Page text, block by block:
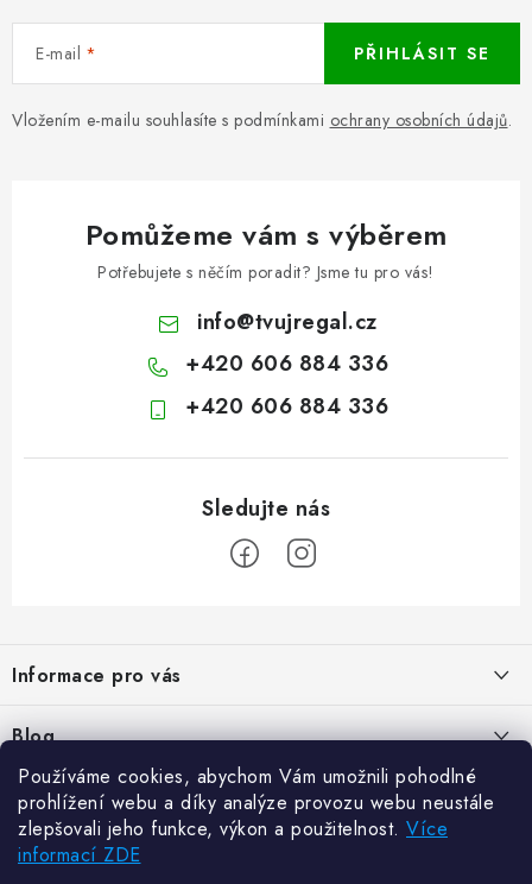
Používáme cookies, abychom Vám umožnili pohodlné
prohlížení webu a díky analýze provozu webu neustále
zlepšovali jeho funkce, výkon a použitelnost. Více
informací ZDE
E-mail
Vložením e-mailu souhlasíte s podmínkami ochrany osobních údajů.
PŘIHLÁSIT SE
Pomůžeme vám s výběrem
Potřebujete s něčím poradit? Jsme tu pro vás!
info@tvujregal.cz
+420 606 884 336
+420 606 884 336
p
a
t
Informace pro vás
Kontakty
Hodnocení obchodu
Reklamace zboží
Odstoupení od kupní smlouvy
Blog
Jak vybrat poštovní schránku?
21.5.2024
Zajistěte si bohatou úrodu. Začněte s přípravou sazenic
Facebook
Novinky